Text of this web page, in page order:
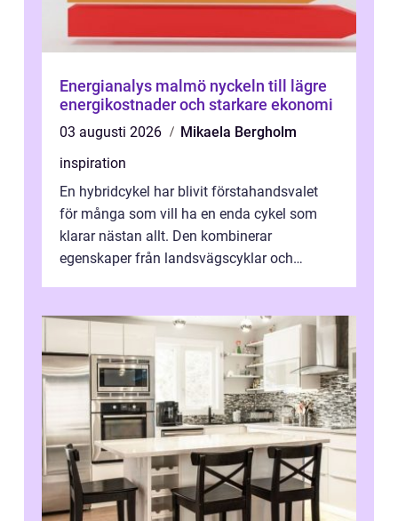
Energianalys malmö nyckeln till lägre
energikostnader och starkare ekonomi
03 augusti 2026
Mikaela Bergholm
inspiration
En hybridcykel har blivit förstahandsvalet
för många som vill ha en enda cykel som
klarar nästan allt. Den kombinerar
egenskaper från landsvägscyklar och